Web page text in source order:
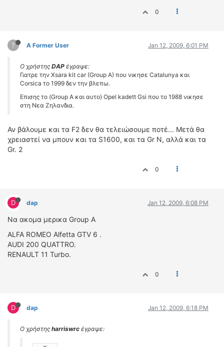
0
? A Former User Jan 12, 2009, 6:01 PM
Ο χρήστης DAP έγραψε:
Γιατρε την Xsara kit car (Group A) που νικησε Catalunya και
Corsica το 1999 δεν την βλεπω.
Eπισης το (Group A και αυτο) Opel kadett Gsi που το 1988 νικησε
στη Νεα Ζηλανδια.
Αν βάλουμε και τα F2 δεν θα τελειώσουμε ποτέ... Μετά θα
χρειαστεί να μπουν και τα S1600, και τα Gr N, αλλά και τα
Gr. 2
0
D dap Jan 12, 2009, 6:08 PM
Να ακομα μερικα Group A
ALFA ROMEO Alfetta GTV 6 .
AUDI 200 QUATTRO.
RENAULT 11 Turbo.
0
D dap Jan 12, 2009, 6:18 PM
Ο χρήστης harriswrc έγραψε: